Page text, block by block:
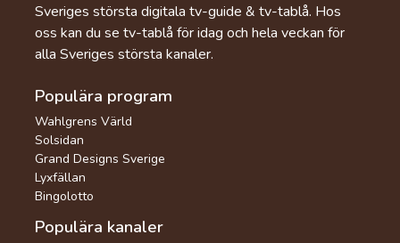
Sveriges största digitala tv-guide & tv-tablå. Hos
oss kan du se tv-tablå för idag och hela veckan för
alla Sveriges största kanaler.
Populära program
Wahlgrens Värld
Solsidan
Grand Designs Sverige
Lyxfällan
Bingolotto
Populära kanaler